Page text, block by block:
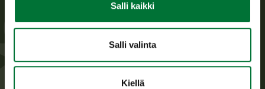
Salli kaikki
Salli valinta
Kiellä
Avoimet työpaikat
Laskutus